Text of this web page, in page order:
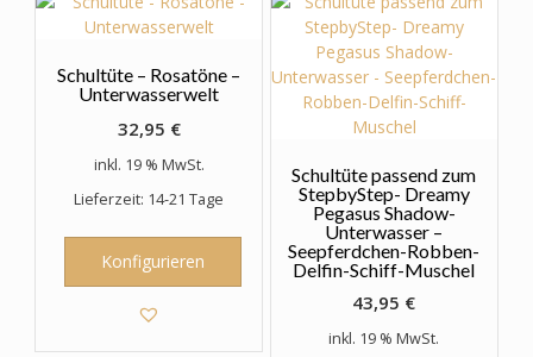
Schultüte – Rosatöne –
Unterwasserwelt
32,95 €
inkl. 19 % MwSt.
Lieferzeit: 14-21 Tage
Konfigurieren
Schultüte passend zum
StepbyStep- Dreamy
Pegasus Shadow-
Unterwasser –
Seepferdchen-Robben-
Delfin-Schiff-Muschel
43,95 €
inkl. 19 % MwSt.